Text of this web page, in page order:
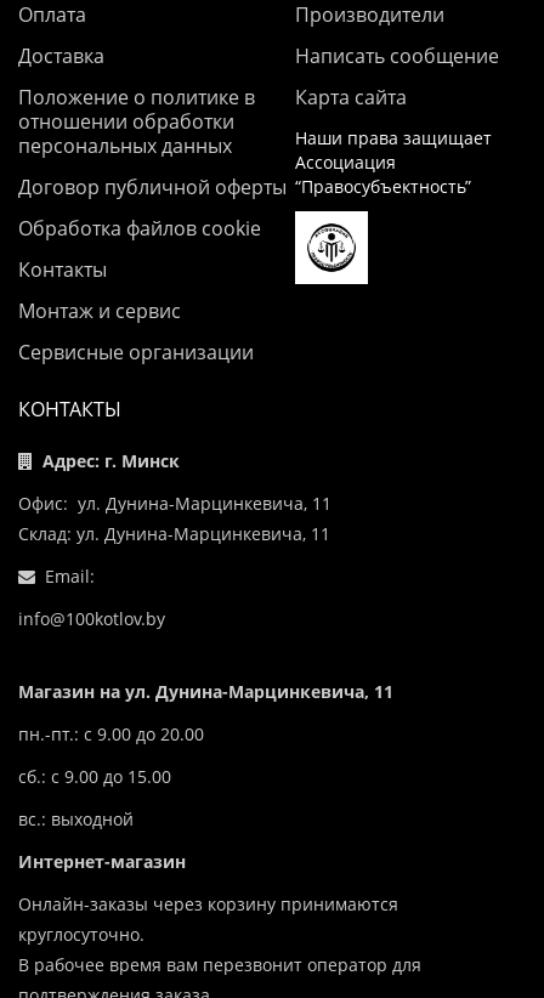
Оплата
Доставка
Положение о политике в
отношении обработки
персональных данных
Договор публичной оферты
Обработка файлов cookie
Контакты
Монтаж и сервис
Сервисные организации
Производители
Написать сообщение
Карта сайта
Наши права защищает
Ассоциация
“Правосубъектность”
КОНТАКТЫ
Адрес: г. Минск
Офис: ул. Дунина-Марцинкевича, 11
Склад: ул. Дунина-Марцинкевича, 11
Email:
info@100kotlov.by
Магазин на ул. Дунина-Марцинкевича, 11
пн.-пт.: с 9.00 до 20.00
сб.: с 9.00 до 15.00
вс.: выходной
Интернет-магазин
Онлайн-заказы через корзину принимаются
круглосуточно.
В рабочее время вам перезвонит оператор для